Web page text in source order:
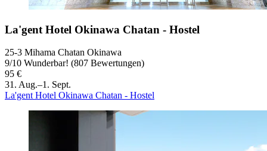
La'gent Hotel Okinawa Chatan - Hostel
25-3 Mihama Chatan Okinawa
9/10 Wunderbar! (807 Bewertungen)
95 €
31. Aug.–1. Sept.
La'gent Hotel Okinawa Chatan - Hostel